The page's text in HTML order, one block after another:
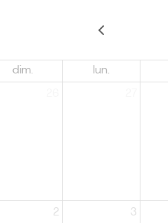
dim. lun.
2 3